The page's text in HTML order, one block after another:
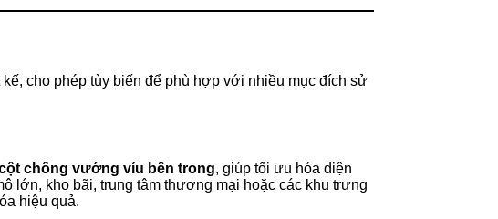
cho phép tùy biến để phù hợp với nhiều mục đích sử
chống vướng víu bên trong, giúp tối ưu hóa diện
lớn, kho bãi, trung tâm thương mại hoặc các khu trưng
hiệu quả.